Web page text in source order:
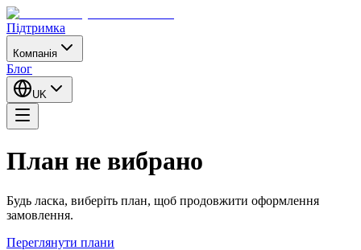
Підтримка
Компанія
Блог
UK
План не вибрано
Будь ласка, виберіть план, щоб продовжити оформлення
замовлення.
Переглянути плани